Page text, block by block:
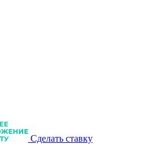
Сделать ставку